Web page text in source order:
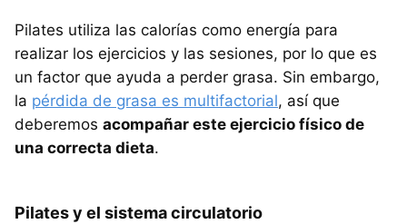
Pilates utiliza las calorías como energía para
realizar los ejercicios y las sesiones, por lo que es
un factor que ayuda a perder grasa. Sin embargo,
la pérdida de grasa es multifactorial, así que
deberemos acompañar este ejercicio físico de
una correcta dieta.
Pilates y el sistema circulatorio